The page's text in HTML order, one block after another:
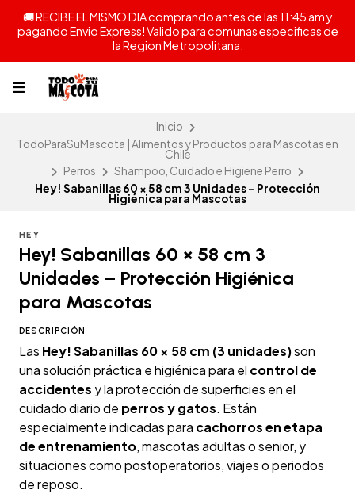
🚚 RECIBE EL MISMO DIA comprando antes de las 11:45 am y
pagando Envio Express! Valido para comunas especificas de
la Region Metropolitana.
Inicio
TodoParaSuMascota | Alimentos y Productos para Mascotas en
Chile
Perros
Shampoo, Cuidado e Higiene Perro
Hey! Sabanillas 60 × 58 cm 3 Unidades – Protección
Higiénica para Mascotas
HEY
Hey! Sabanillas 60 × 58 cm 3
Unidades – Protección Higiénica
para Mascotas
DESCRIPCIÓN
Las Hey! Sabanillas 60 × 58 cm (3 unidades)son
una solución práctica e higiénica para el control de
accidentes y la protección de superficies en el
cuidado diario de perros y gatos. Están
especialmente indicadas para cachorros en etapa
de entrenamiento, mascotas adultas o senior, y
situaciones como postoperatorios, viajes o periodos
de reposo.